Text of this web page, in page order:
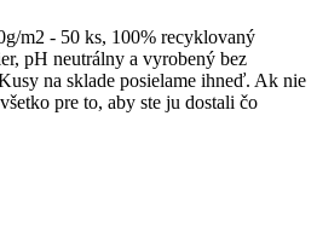
m2 - 50 ks, 100% recyklovaný
pH neutrálny a vyrobený bez
na sklade posielame ihneď. Ak nie
pre to, aby ste ju dostali čo